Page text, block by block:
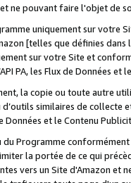
ne pouvant faire l'objet de
uniquement sur votre
[telles que définies dans
sur votre Site et
PA, les Flux de Données
la copie ou toute autre
similaires de
Données et le Contenu
Programme
la portée de ce qui
vers un Site d'Amazon et